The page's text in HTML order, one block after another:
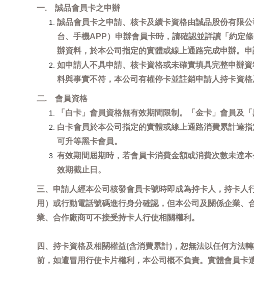
一. 誠品會員卡之申辦
誠品會員卡之申請、核卡及續卡資格由誠品股份有限
台、手機APP）申辦會員卡時，請確認並詳讀「約定
辦資料，於本公司指定的實體或線上通路完成申辦。
如申請人不具申請、核卡資格或未確實填具完整申辦
料與事實不符，本公司有權停卡並註銷申請人持卡資格
二. 會員資格
「白卡」會員資格無有效期間限制。「金卡」會員及
白卡會員於本公司指定的實體或線上通路消費累計達
可升等黑卡會員。
有效期間屆期時，若會員卡消費金額或消費次數未達
效期截止日。
三、申請人經本公司核發會員卡號時即成為持卡人，持卡
用）或行動電話號碼進行身分確認，但本公司及關係企業
業、合作廠商可不接受持卡人行使相關權利。
四、持卡資格及相關權益(含消費累計)，恕無法以任何方法
前，如遭冒用行使卡片權利，本公司概不負責。實體會員卡